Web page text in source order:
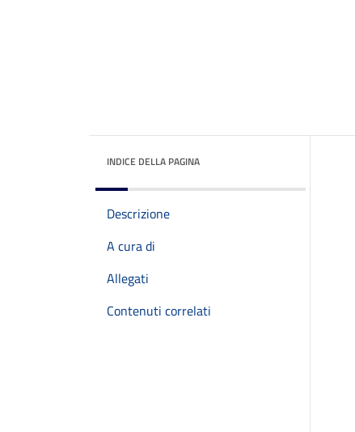
INDICE DELLA PAGINA
Descrizione
A cura di
Allegati
Contenuti correlati